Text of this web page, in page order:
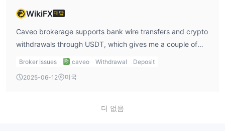
WikiFX대답
Caveo brokerage supports bank wire transfers and crypto
withdrawals through USDT, which gives me a couple of
secure options. However, I would need to check if there
Broker Issues caveo Withdrawal Deposit
2025-06-12 미국
더 없음